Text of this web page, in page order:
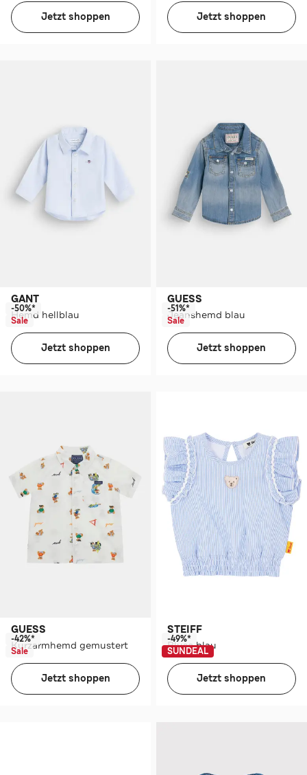
Jetzt shoppen Jetzt shoppen
GANT
Hemd hellblau
-50%*
Sale
Jetzt shoppen
GUESS
Jeanshemd blau
-51%*
Sale
Jetzt shoppen
GUESS
Kurzarmhemd gemustert
-42%*
Sale
Jetzt shoppen
STEIFF
Bluse blau
-49%*
SUNDEAL
Jetzt shoppen